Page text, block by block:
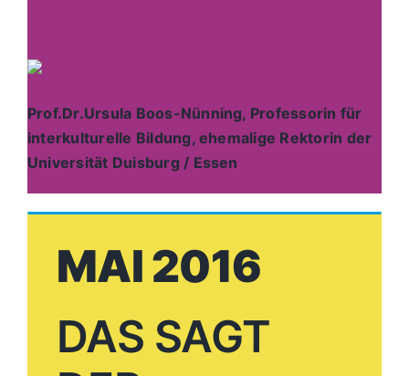
Prof.Dr.Ursula Boos-Nünning, Professorin für
interkulturelle Bildung, ehemalige Rektorin der
Universität Duisburg / Essen
MAI 2016
DAS SAGT